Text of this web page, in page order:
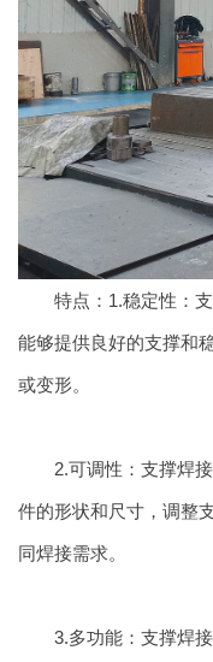
特点：1.稳定性：支
能够提供良好的支撑和
或变形。
2.可调性：支撑焊接
件的形状和尺寸，调整
同焊接需求。
3.多功能：支撑焊接